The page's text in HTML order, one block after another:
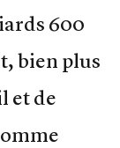
600
bien plus
et de